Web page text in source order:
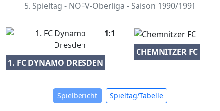
5. Spieltag - NOFV-Oberliga - Saison 1990/1991
1. FC DYNAMO DRESDEN
1:1
CHEMNITZER FC
Spielbericht Spieltag/Tabelle